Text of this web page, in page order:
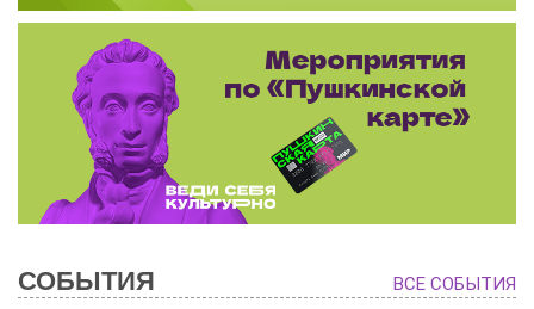
СОБЫТИЯ ВСЕ СОБЫТИЯ